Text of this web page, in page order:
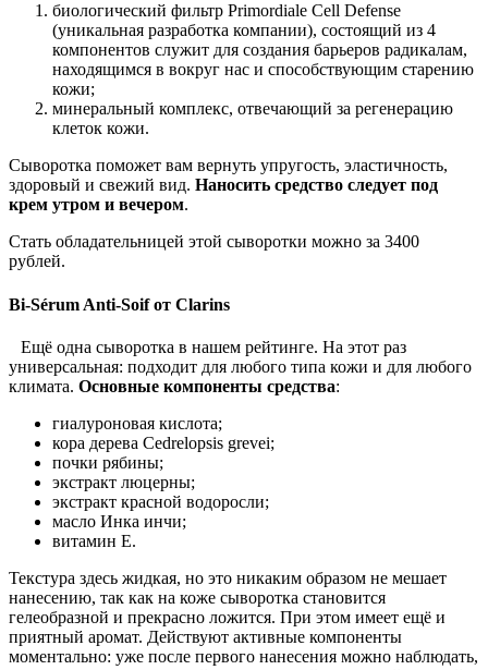
биологический фильтр Primordiale Cell Defense
(уникальная разработка компании), состоящий из 4
компонентов служит для создания барьеров радикалам,
находящимся в вокруг нас и способствующим старению
кожи;
минеральный комплекс, отвечающий за регенерацию
клеток кожи.
Сыворотка поможет вам вернуть упругость, эластичность,
здоровый и свежий вид. Наносить средство следует под
крем утром и вечером.
Стать обладательницей этой сыворотки можно за 3400
рублей.
Bi-Sérum Anti-Soif от Clarins
Ещё одна сыворотка в нашем рейтинге. На этот раз
универсальная: подходит для любого типа кожи и для любого
климата. Основные компоненты средства:
гиалуроновая кислота;
кора дерева Cedrelopsis grevei;
почки рябины;
экстракт люцерны;
экстракт красной водоросли;
масло Инка инчи;
витамин Е.
Текстура здесь жидкая, но это никаким образом не мешает
нанесению, так как на коже сыворотка становится
гелеобразной и прекрасно ложится. При этом имеет ещё и
приятный аромат. Действуют активные компоненты
моментально: уже после первого нанесения можно наблюдать,